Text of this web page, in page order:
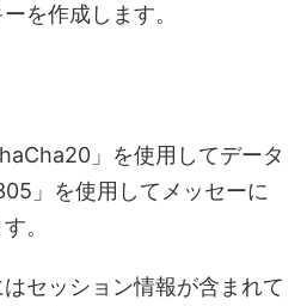
を作成します。
」を使用してデータ
」を使用してメッセーに
。
セッション情報が含まれて